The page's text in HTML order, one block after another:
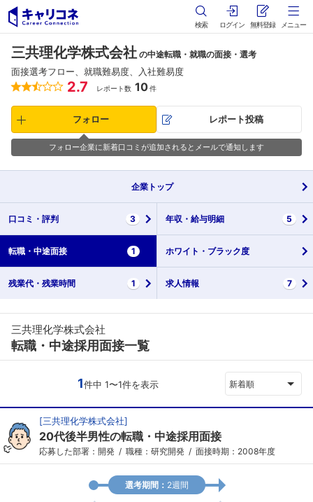
検索 ログイン 無料登録 メニュー
三共理化学株式会社 の中途転職・就職の面接・選考
面接選考フロー、就職難易度、入社難易度
2.7 レポート数 10件
フォロー レポート投稿
フォロー企業に新着口コミが追加されるとメールで通知します
企業 トップ
口コミ・ 評判 3 年収・ 給与明細 5
転職・ 中途面接 1 ホワイト・ ブラック度
残業代・ 残業時間 1 求人情報 7
三共理化学株式会社
転職・中途採用面接一覧
1件中 1〜1件を表示 新着順
[三共理化学株式会社]
20代後半男性の転職・中途採用面接
応募した部署：開発 職種：研究開発 面接時期：2008年度
選考期間： 2週間